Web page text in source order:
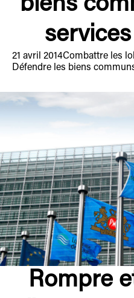
biens
21 avril 2014Combattre les
Défendre les biens
Rompre